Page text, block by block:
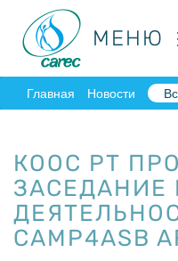
МЕНЮ
МЕНЮ
Главная Новости
КООС РТ
ЗАСЕДАНИЕ
CAMP4ASB